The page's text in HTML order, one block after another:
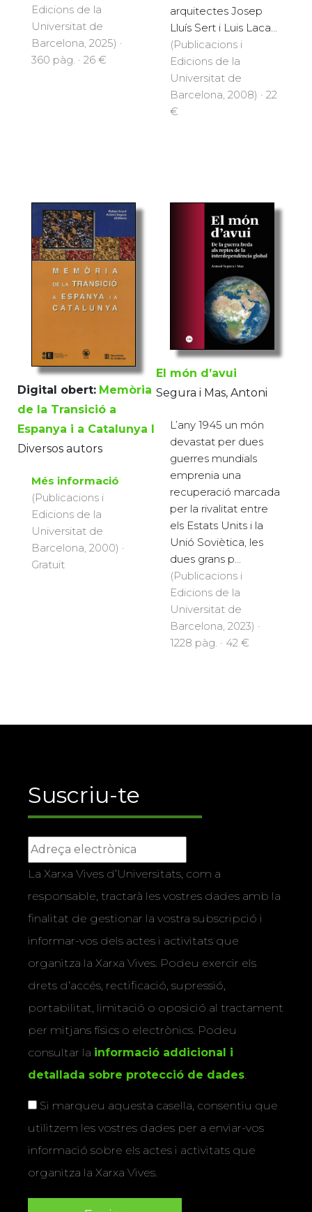
Edicions de la
Universitat de
Barcelona, 2025) ·
360 pàg. · 26 €
arquitectes Josep
Lluís Sert i Luis Laca...
(Publicacions i
Edicions de la
Universitat de
Barcelona, 2008) · 22
€
Digital obert: Memòria
de la Transició a
Espanya i a Catalunya I
Diversos autors
Més informació
(Publicacions i
Edicions de la
Universitat de
Barcelona, 2000) ·
Gratuït
El món d’avui
Segura i Mas, Antoni
L’any 1945 un món
devastat per dues
guerres mundials
emprenia una
recuperació marcada
per la rivalitat entre
els Estats Units i la
Unió Soviètica, les
dues grans p...
(Publicacions i
Edicions de la
Universitat de
Barcelona, 2023) ·
1228 pàg. · 42 €
Suscriu-te
La Xarxa Vives d’Universitats, com a
responsable, tractarà les vostres dades amb la
finalitat de gestionar la vostra subscripció i
informar-vos dels actes i activitats que
organitza la Xarxa Vives. Podeu exercir els
drets d’accés, rectificació, supressió,
portabilitat, limitació o oposició al tractament
per mitjans físics o electrònics. Podeu
consultar la informació addicional i
detallada sobre protecció de dades
Si marqueu aquesta casella, consentiu que
utilitzem les vostres dades per a enviar-vos
informació sobre els actes i activitats que
organitza la Xarxa Vives.